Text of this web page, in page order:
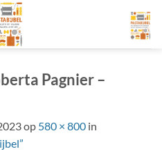
Pagnier –
op 580 × 800 in